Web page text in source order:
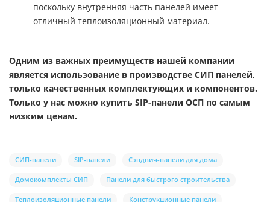
поскольку внутренняя часть панелей имеет
отличный теплоизоляционный материал.
Одним из важных преимуществ нашей компании
является использование в производстве СИП панелей,
только качественных комплектующих и компонентов.
Только у нас можно купить SIP-панели ОСП по самым
низким ценам.
СИП-панели SIP-панели Сэндвич-панели для дома
Домокомплекты СИП Панели для быстрого строительства
Теплоизоляционные панели Конструкционные панели